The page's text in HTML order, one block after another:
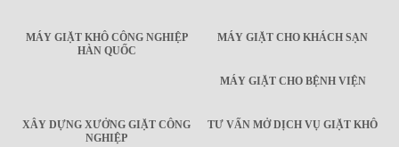
MÁY GIẶT KHÔ CÔNG NGHIỆP
HÀN QUỐC
MÁY GIẶT CHO KHÁCH SẠN
MÁY GIẶT CHO BỆNH VIỆN
XÂY DỰNG XƯỞNG GIẶT CÔNG
NGHIỆP
TƯ VẤN MỞ DỊCH VỤ GIẶT KHÔ